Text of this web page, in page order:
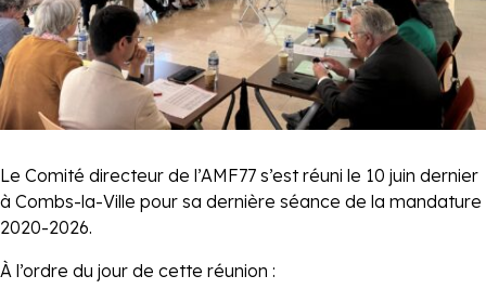
Le Comité directeur de l’AMF77 s’est réuni le 10 juin dernier
à Combs-la-Ville pour sa dernière séance de la mandature
2020-2026.
À l’ordre du jour de cette réunion :